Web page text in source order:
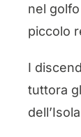
nel
piccolo
I
tuttora